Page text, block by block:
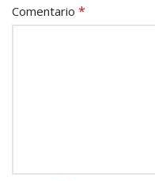
Comentario *